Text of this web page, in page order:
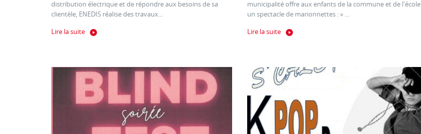
distribution électrique et de répondre aux besoins de sa
clientèle, ENEDIS réalise des travaux...
Lire la suite
municipalité offre aux enfants de la commune et de l'école
un spectacle de marionnettes : « ...
Lire la suite